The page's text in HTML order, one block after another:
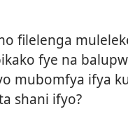
filelenga
fye na
mubomfya ifya
shani ifyo?